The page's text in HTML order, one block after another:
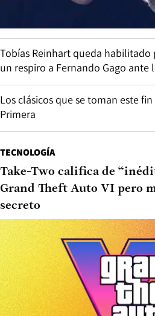
Tobías Reinhart queda habilitado
un respiro a Fernando Gago ante
Los clásicos que se toman este
Primera
TECNOLOGÍA
Take-Two califica de
Grand Theft Auto VI pero
secreto